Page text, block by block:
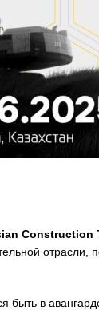
Construction
отрасли,
быть в